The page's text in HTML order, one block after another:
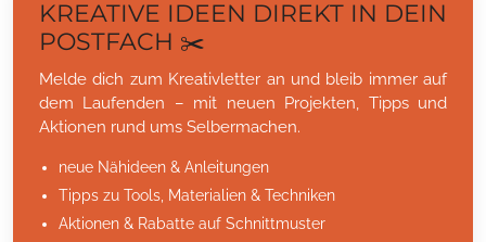
KREATIVE IDEEN DIREKT IN DEIN
POSTFACH ✂️
Melde dich zum Kreativletter an und bleib immer auf
dem Laufenden – mit neuen Projekten, Tipps und
Aktionen rund ums Selbermachen.
neue Nähideen & Anleitungen
Tipps zu Tools, Materialien & Techniken
Aktionen & Rabatte auf Schnittmuster